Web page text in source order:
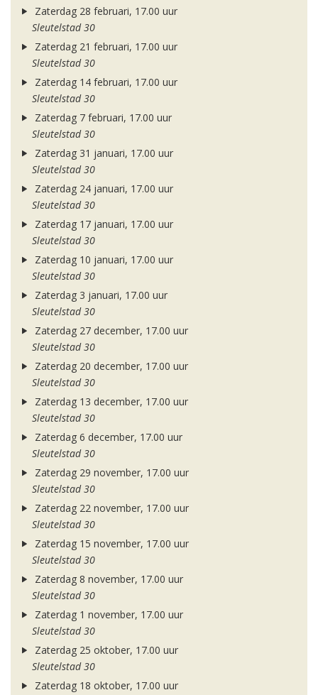
Zaterdag 28 februari, 17.00 uur
Sleutelstad 30
Zaterdag 21 februari, 17.00 uur
Sleutelstad 30
Zaterdag 14 februari, 17.00 uur
Sleutelstad 30
Zaterdag 7 februari, 17.00 uur
Sleutelstad 30
Zaterdag 31 januari, 17.00 uur
Sleutelstad 30
Zaterdag 24 januari, 17.00 uur
Sleutelstad 30
Zaterdag 17 januari, 17.00 uur
Sleutelstad 30
Zaterdag 10 januari, 17.00 uur
Sleutelstad 30
Zaterdag 3 januari, 17.00 uur
Sleutelstad 30
Zaterdag 27 december, 17.00 uur
Sleutelstad 30
Zaterdag 20 december, 17.00 uur
Sleutelstad 30
Zaterdag 13 december, 17.00 uur
Sleutelstad 30
Zaterdag 6 december, 17.00 uur
Sleutelstad 30
Zaterdag 29 november, 17.00 uur
Sleutelstad 30
Zaterdag 22 november, 17.00 uur
Sleutelstad 30
Zaterdag 15 november, 17.00 uur
Sleutelstad 30
Zaterdag 8 november, 17.00 uur
Sleutelstad 30
Zaterdag 1 november, 17.00 uur
Sleutelstad 30
Zaterdag 25 oktober, 17.00 uur
Sleutelstad 30
Zaterdag 18 oktober, 17.00 uur